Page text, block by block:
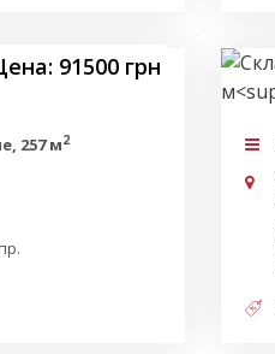
91500 грн
257 м2